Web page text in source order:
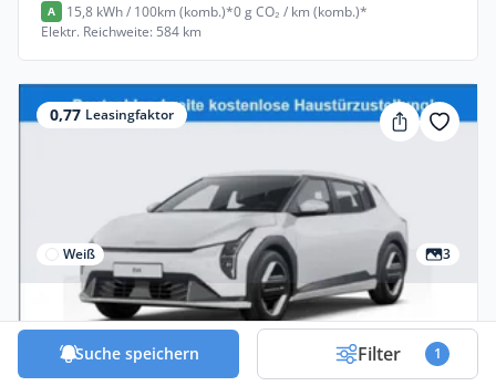
Suche speichern Filter 1
A 15,8 kWh / 100km (komb.)*0 g CO₂ / km (komb.)*
Elektr. Reichweite: 584 km
0,77 Leasingfaktor
Weiß 3
Gewerbe
Kia EV4 AIR // FREI KONFIGURIERBAR //
GEWERBE